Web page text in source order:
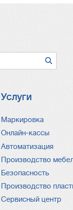
Услуги
Услуги
Маркировка
Онлайн-кассы
Автоматизация
Производство
Безопасность
Производство
Сервисный центр